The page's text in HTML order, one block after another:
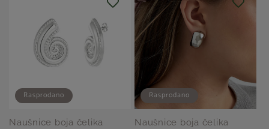
Rasprodano
Naušnice boja čelika
Rasprodano
Naušnice boja čelika